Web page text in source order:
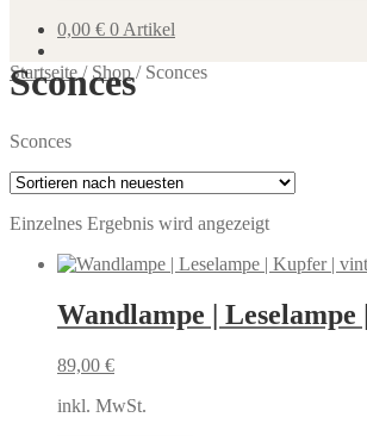
0,00 € 0 Artikel
Startseite / Shop / Sconces
Sconces
Sconces
Einzelnes Ergebnis wird angezeigt
Wandlampe |
89,00 €
inkl. MwSt.